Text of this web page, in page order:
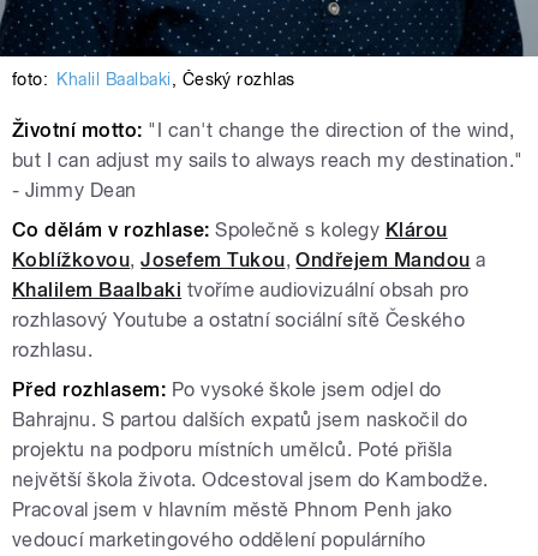
foto: Khalil Baalbaki, Český rozhlas
Životní motto: "I can't change the direction of the wind,
but I can adjust my sails to always reach my destination."
- Jimmy Dean
Co dělám v rozhlase:Společně s kolegy Klárou
Koblížkovou,Josefem Tukou,Ondřejem Mandou a
Khalilem Baalbaki tvoříme audiovizuální obsah pro
rozhlasový Youtube a ostatní sociální sítě Českého
rozhlasu.
Před rozhlasem: Po vysoké škole jsem odjel do
Bahrajnu. S partou dalších expatů jsem naskočil do
projektu na podporu místních umělců. Poté přišla
největší škola života. Odcestoval jsem do Kambodže.
Pracoval jsem v hlavním městě Phnom Penh jako
vedoucí marketingového oddělení populárního